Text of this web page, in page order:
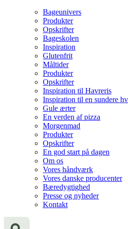
Bageunivers
Produkter
Opskrifter
Bageskolen
Inspiration
Glutenfrit
Måltider
Produkter
Opskrifter
Inspiration til Havreris
Inspiration til en sundere
Gule ærter
En verden af pizza
Morgenmad
Produkter
Opskrifter
En god start på dagen
Om os
Vores håndværk
Vores danske producenter
Bæredygtighed
Presse og nyheder
Kontakt